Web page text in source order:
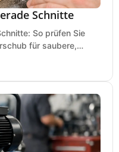
Schnitte
So prüfen Sie
für saubere,